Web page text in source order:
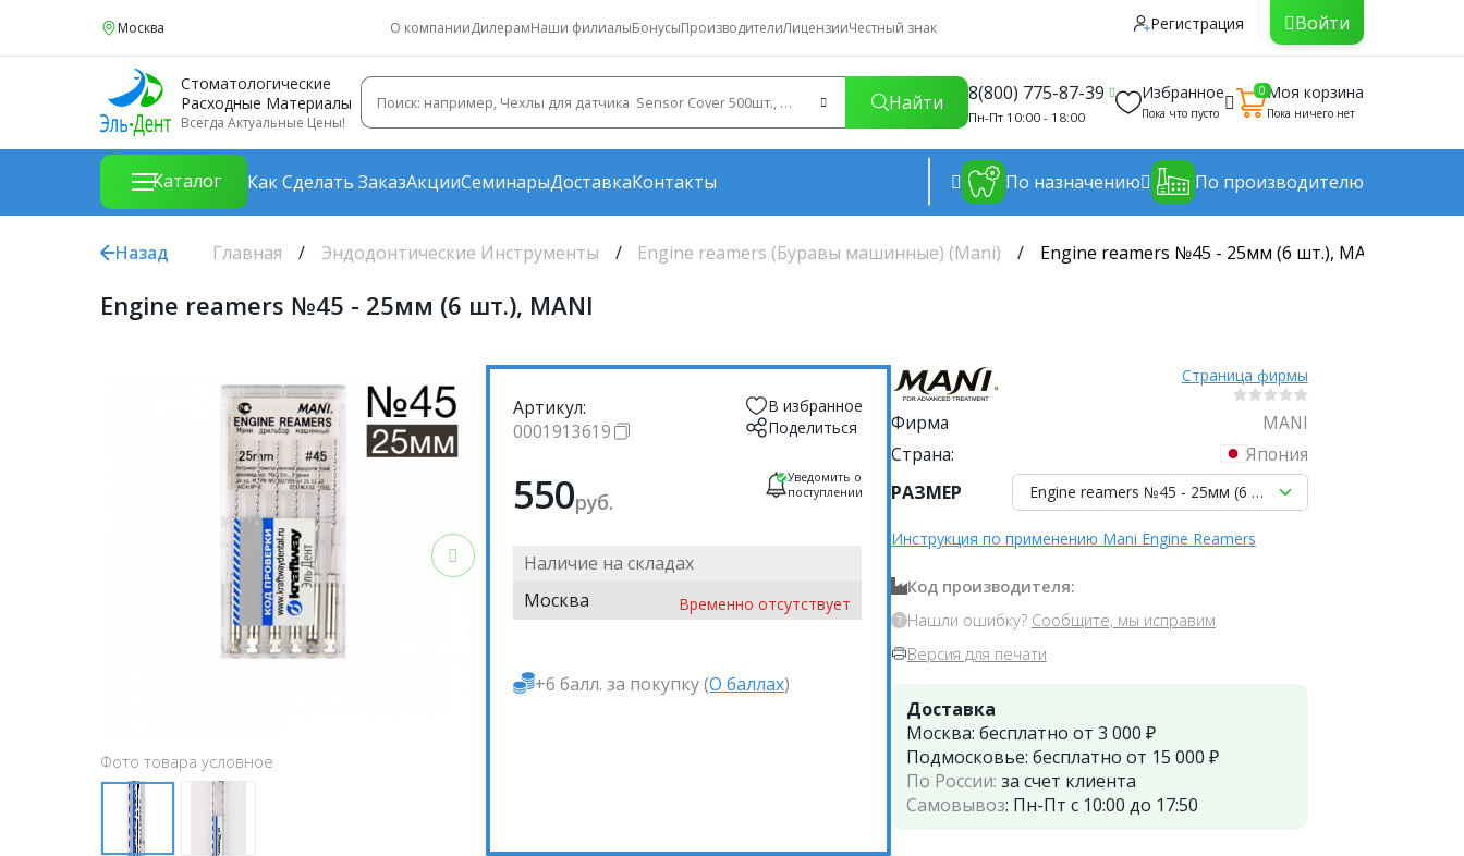
Москва О компанииДилерамНаши филиалыБонусыПроизводителиЛицензииЧестный знак Регистрация Войти
Стоматологические
Расходные Материалы
Всегда Актуальные Цены!
Найти 8(800) 775-87-39
Пн-Пт 10:00 - 18:00
Избранное
Пока что пусто
0Моя корзина
Пока ничего нет
Каталог Как Сделать ЗаказАкцииСеминарыДоставкаКонтакты По назначению По производителю
Назад Главная Эндодонтические Инструменты Engine reamers (Буравы машинные) (Mani) Engine reamers №45 - 25мм (6 шт.), MANI
Engine reamers №45 - 25мм (6 шт.), MANI
Фото товара условное
Артикул:
0001913619
В избранное
Поделиться
550руб.
Уведомить о
поступлении
Наличие на складах
Москва
Временно отсутствует
+6 балл. за покупку (О баллах)
Страница фирмы
Фирма
MANI
Страна:
Япония
РАЗМЕР
Engine reamers №45 - 25мм (6 шт.), MANI
Инструкция по применению Mani Engine Reamers
Код производителя:
Нашли ошибку? Сообщите, мы исправим
Версия для печати
Доставка
Москва: бесплатно от 3 000 ₽
Подмосковье: бесплатно от 15 000 ₽
По России: за счет клиента
Самовывоз: Пн-Пт с 10:00 до 17:50